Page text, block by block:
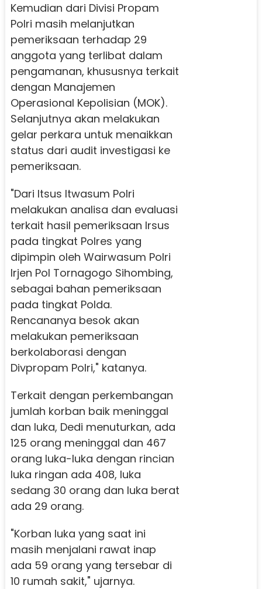
Kemudian dari Divisi Propam
Polri masih melanjutkan
pemeriksaan terhadap 29
anggota yang terlibat dalam
pengamanan, khususnya terkait
dengan Manajemen
Operasional Kepolisian (MOK).
Selanjutnya akan melakukan
gelar perkara untuk menaikkan
status dari audit investigasi ke
pemeriksaan.
"Dari Itsus Itwasum Polri
melakukan analisa dan evaluasi
terkait hasil pemeriksaan Irsus
pada tingkat Polres yang
dipimpin oleh Wairwasum Polri
Irjen Pol Tornagogo Sihombing,
sebagai bahan pemeriksaan
pada tingkat Polda.
Rencananya besok akan
melakukan pemeriksaan
berkolaborasi dengan
Divpropam Polri," katanya.
Terkait dengan perkembangan
jumlah korban baik meninggal
dan luka, Dedi menuturkan, ada
125 orang meninggal dan 467
orang luka-luka dengan rincian
luka ringan ada 408, luka
sedang 30 orang dan luka berat
ada 29 orang.
"Korban luka yang saat ini
masih menjalani rawat inap
ada 59 orang yang tersebar di
10 rumah sakit," ujarnya.